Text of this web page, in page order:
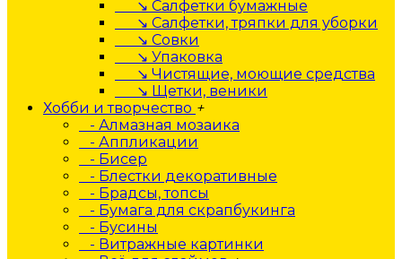
↘ Салфетки бумажные
↘ Салфетки, тряпки для уборки
↘ Совки
↘ Упаковка
↘ Чистящие, моющие средства
↘ Щетки, веники
Хобби и творчество +
- Алмазная мозаика
- Аппликации
- Бисер
- Блестки декоративные
- Брадсы, топсы
- Бумага для скрапбукинга
- Бусины
- Витражные картинки